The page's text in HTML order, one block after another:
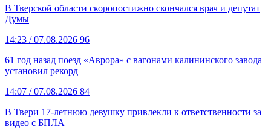
В Тверской области скоропостижно скончался врач и депутат
Думы
14:23 / 07.08.2026 96
61 год назад поезд «Аврора» с вагонами калининского завода
установил рекорд
14:07 / 07.08.2026 84
В Твери 17-летнюю девушку привлекли к ответственности за
видео с БПЛА